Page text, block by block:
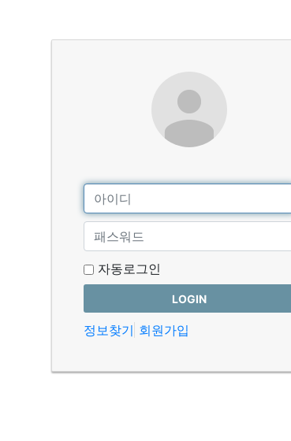
자동로그인
LOGIN
정보찾기 회원가입